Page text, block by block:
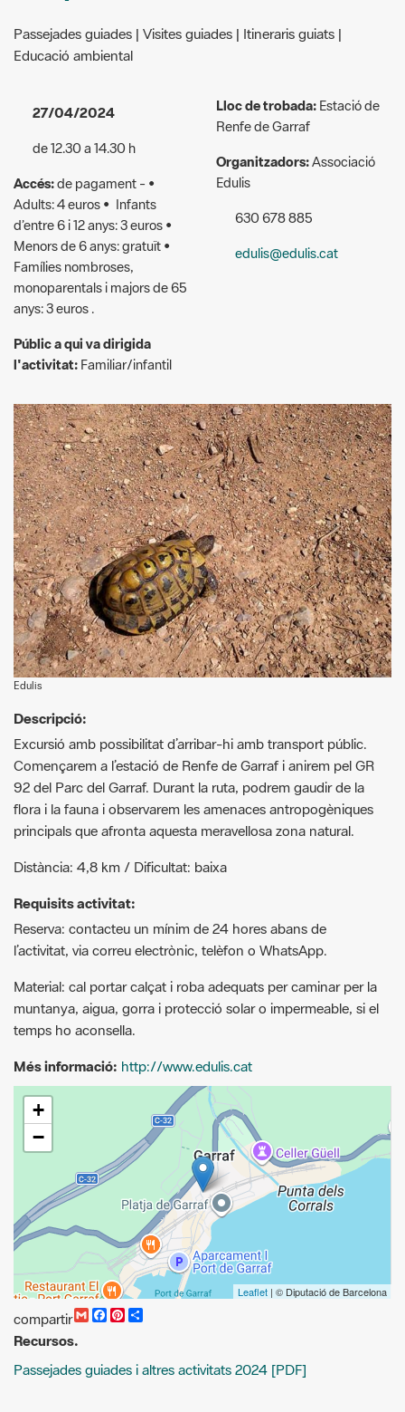
27/04/2024
Accés:de pagament - •
Adults: 4 euros • Infants
Menors de 6 anys: gratuït •
Famílies nombroses,
monoparentals i majors de 65
anys: 3 euros .
Públic a qui va dirigida
l'activitat:
Familiar/infantil
Lloc de trobada:Estació de
Organitzadors:
Associació
Edulis
630 678 885
edulis@edulis.cat
Edulis
Descripció:
Excursió amb possibilitat d’arribar-hi amb transport públic.
92 del Parc del Garraf. Durant la ruta, podrem gaudir de la
flora i la fauna i observarem les amenaces antropogèniques
principals que afronta aquesta meravellosa zona natural.
Distància: 4,8 km / Dificultat: baixa
Requisits activitat:
Reserva: contacteu un mínim de 24 hores abans de
Material: cal portar calçat i roba adequats per caminar per la
muntanya, aigua, gorra i protecció solar o impermeable, si el
Més informació:
http://www.edulis.cat
+
−
compartir
G
m
a
i
F
a
c
e
b
o
P
i
n
t
e
r
t
C
o
m
r
Recursos.
Passejades guiades i altres activitats 2024 [PDF]